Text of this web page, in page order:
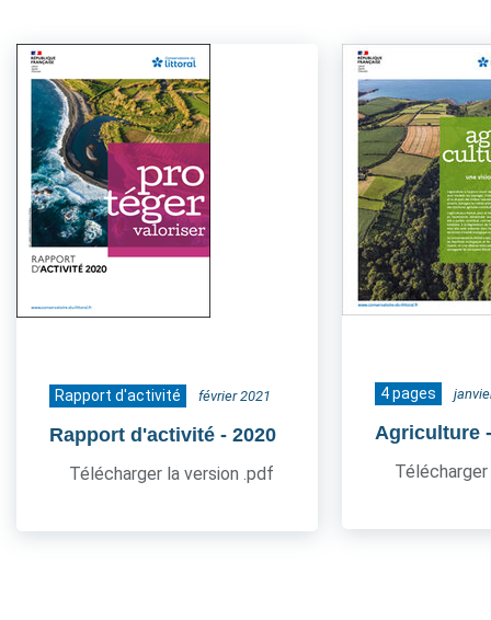
Rapport d'activité février 2021
Rapport d'activité - 2020
Télécharger la version .pdf
4 pages
Agriculture